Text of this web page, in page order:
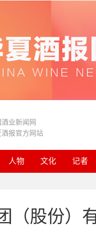
酒业新闻网
酒报官方网站
人物 文化 记者
（股份）